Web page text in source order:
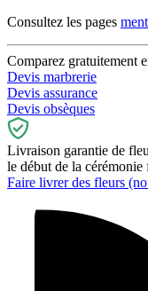
Consultez les pages
Comparez gratuitement
Devis marbrerie
Devis assurance
Devis obsèques
Livraison garantie de
le début de la cérémonie
Faire livrer des fleurs